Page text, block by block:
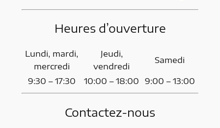
Heures d’ouverture
Lundi, mardi,
mercredi
Jeudi,
vendredi
Samedi
9:30 – 17:30 10:00 – 18:00 9:00 – 13:00
Contactez-nous